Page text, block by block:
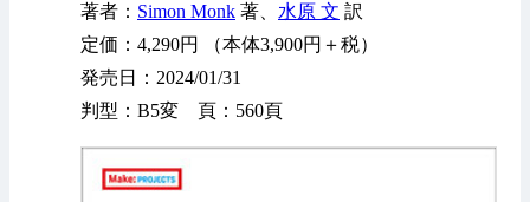
著者： Simon Monk 著、 水原 文 訳
定価：4,290円 （本体3,900円＋税）
発売日：2024/01/31
判型：B5変 頁：560頁